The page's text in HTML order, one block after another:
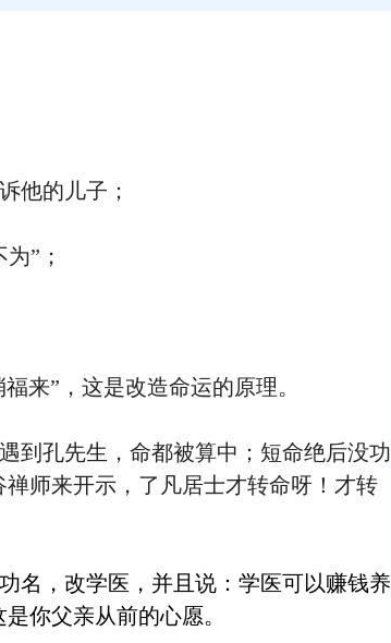
他的儿子；
”；
来”，这是改造命运的原理。
到孔先生，命都被算中；短命绝后没功
师来开示，了凡居士才转命呀！才转
名，改学医，并且说： 学医可以赚钱养
你父亲从前的心愿。